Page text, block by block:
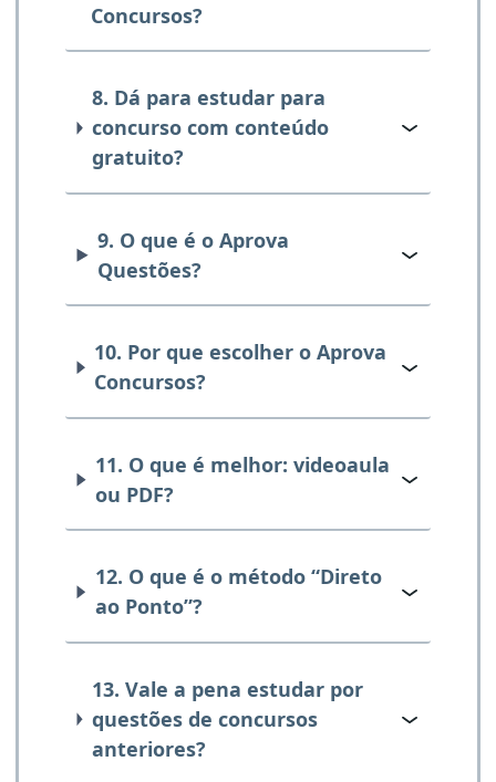
Concursos?
8. Dá para estudar para
concurso com conteúdo
gratuito?
9. O que é o Aprova
Questões?
10. Por que escolher o Aprova
Concursos?
11. O que é melhor: videoaula
ou PDF?
12. O que é o método “Direto
ao Ponto”?
13. Vale a pena estudar por
questões de concursos
anteriores?